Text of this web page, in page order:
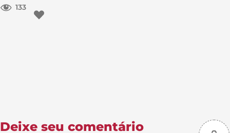
133
Deixe seu comentário